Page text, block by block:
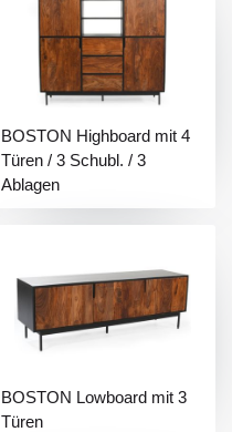
BOSTON Highboard mit 4
Türen / 3 Schubl. / 3
Ablagen
BOSTON Lowboard mit 3
Türen